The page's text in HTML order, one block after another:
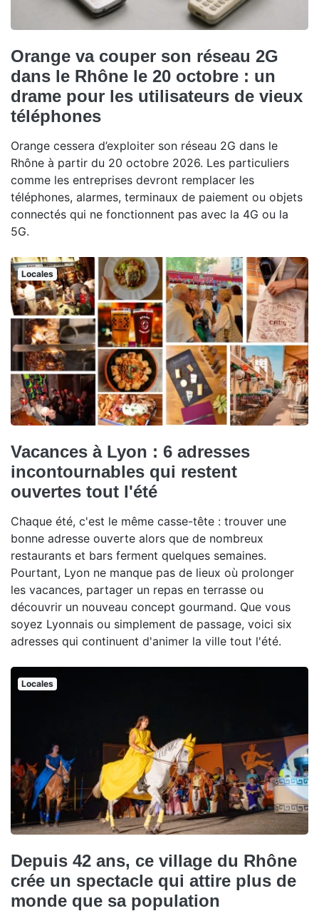
Orange va couper son réseau 2G
dans le Rhône le 20 octobre : un
drame pour les utilisateurs de vieux
téléphones
Orange cessera d’exploiter son réseau 2G dans le
Rhône à partir du 20 octobre 2026. Les particuliers
comme les entreprises devront remplacer les
téléphones, alarmes, terminaux de paiement ou objets
connectés qui ne fonctionnent pas avec la 4G ou la
5G.
Locales
Vacances à Lyon : 6 adresses
incontournables qui restent
ouvertes tout l'été
Chaque été, c'est le même casse-tête : trouver une
bonne adresse ouverte alors que de nombreux
restaurants et bars ferment quelques semaines.
Pourtant, Lyon ne manque pas de lieux où prolonger
les vacances, partager un repas en terrasse ou
découvrir un nouveau concept gourmand. Que vous
soyez Lyonnais ou simplement de passage, voici six
adresses qui continuent d'animer la ville tout l'été.
Locales
Depuis 42 ans, ce village du Rhône
crée un spectacle qui attire plus de
monde que sa population